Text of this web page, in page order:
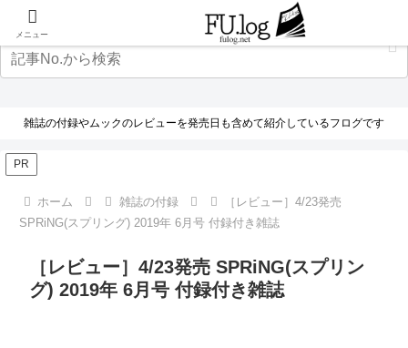
雑誌の付録やムックのレビューを発売日も含めて紹介しているフログです
PR
ホーム 雑誌の付録
［レビュー］4/23発売
SPRiNG(スプリング) 2019年 6月号 付録付き雑誌
［レビュー］4/23発売 SPRiNG(スプリン
グ) 2019年 6月号 付録付き雑誌
メニュー